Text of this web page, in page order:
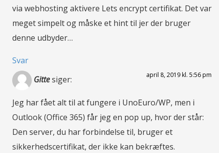
via webhosting aktivere Lets encrypt certifikat. Det var
meget simpelt og måske et hint til jer der bruger
denne udbyder…
Svar
Gittesiger: april 8, 2019 kl. 5:56 pm
Jeg har fået alt til at fungere i UnoEuro/WP, men i
Outlook (Office 365) får jeg en pop up, hvor der står:
Den server, du har forbindelse til, bruger et
sikkerhedscertifikat, der ikke kan bekræftes.